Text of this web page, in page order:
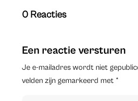
0 Reacties
Een reactie versturen
Je e-mailadres wordt niet
velden zijn gemarkeerd met *